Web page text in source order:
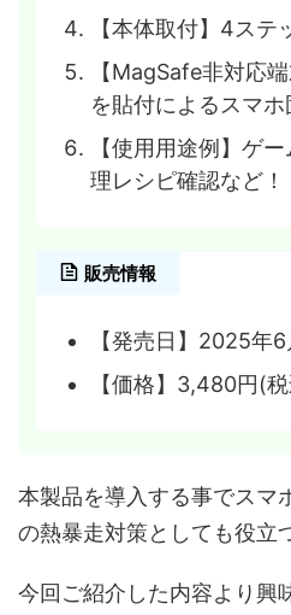
【本体取付】4ステ
【MagSafe非対応
を貼付によるスマホ
【使用用途例】ゲ
理レシピ確認など！
販売情報
【発売日】2025年
【価格】3,480円(
本製品を導入する事でスマ
の熱暴走対策としても役立
今回ご紹介した内容より興